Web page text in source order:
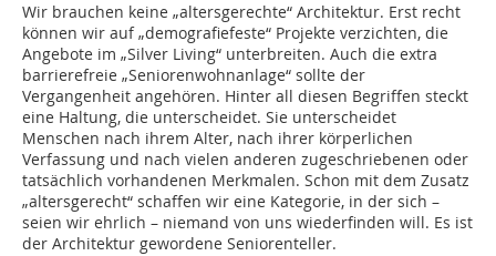
Wir brauchen keine „altersgerechte“ Architektur. Erst recht
können wir auf „demografiefeste“ Projekte verzichten, die
Angebote im „Silver Living“ unterbreiten. Auch die extra
barrierefreie „Seniorenwohnanlage“ sollte der
Vergangenheit angehören. Hinter all diesen Begriffen steckt
eine Haltung, die unterscheidet. Sie unterscheidet
Menschen nach ihrem Alter, nach ihrer körperlichen
Verfassung und nach vielen anderen zugeschriebenen oder
tatsächlich vorhandenen Merkmalen. Schon mit dem Zusatz
„altersgerecht“ schaffen wir eine Kategorie, in der sich –
seien wir ehrlich – niemand von uns wiederfinden will. Es ist
der Architektur gewordene Seniorenteller.